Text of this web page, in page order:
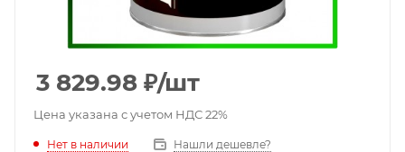
3 829.98 ₽/шт
Цена указана с учетом НДС 22%
Нет в наличии Нашли дешевле?